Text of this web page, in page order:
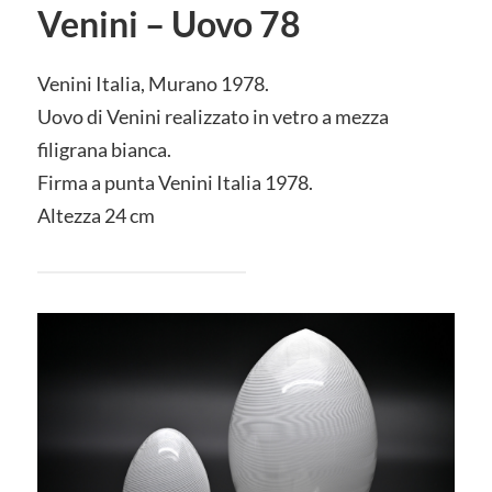
Venini – Uovo 78
Venini Italia, Murano 1978.
Uovo di Venini realizzato in vetro a mezza
filigrana bianca.
Firma a punta Venini Italia 1978.
Altezza 24 cm